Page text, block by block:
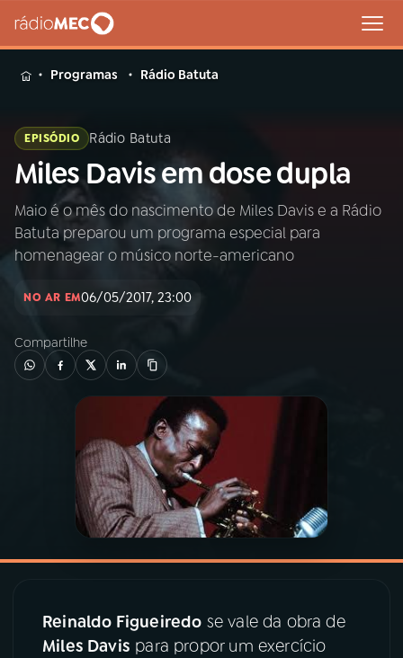
MENU
Buscar
na
Rádio
MEC
Buscar
PROGRAMAÇÃO
PROGRAMAS
05PODCASTS
06VIDEOCASTS
Programas Rádio Batuta
EPISÓDIO Rádio Batuta
Miles Davis em dose dupla
Maio é o mês do nascimento de Miles Davis e a Rádio
Batuta preparou um programa especial para
homenagear o músico norte-americano
NO AR EM06/05/2017, 23:00
Compartilhe
Reinaldo Figueiredo se vale da obra de
Miles Davis para propor um exercício